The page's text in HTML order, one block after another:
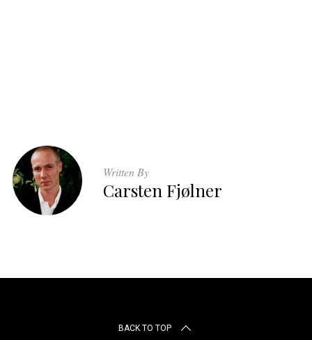
Written By
Carsten Fjølner
BACK TO TOP